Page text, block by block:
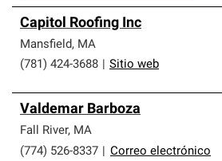
Capitol Roofing Inc
Mansfield, MA
(781) 424-3688
Sitio web
Valdemar Barboza
Fall River, MA
(774) 526-8337
Correo electrónico